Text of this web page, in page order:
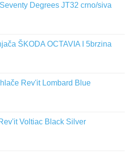
Degrees JT32 crno/siva
ŠKODA OCTAVIA I 5brzina
Rev'it Lombard Blue
Voltiac Black Silver